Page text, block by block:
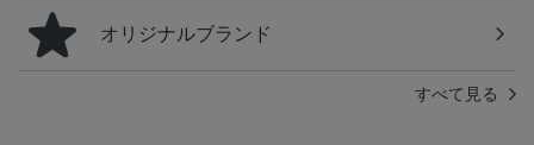
オリジナルブランド
すべて見る